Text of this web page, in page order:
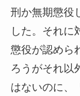
刑か無期懲役
した。それに
懲役が認めら
ろうがそれ以
はないのに、